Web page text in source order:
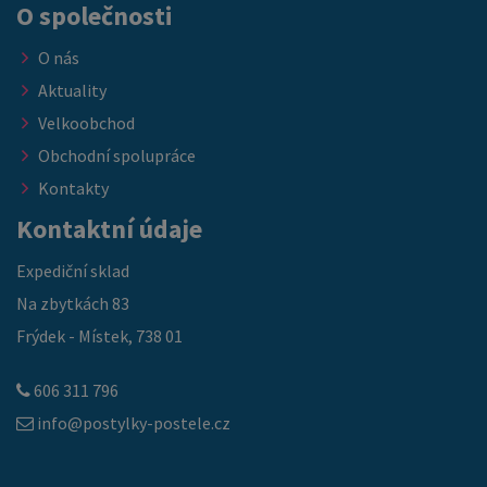
O společnosti
O nás
Aktuality
Velkoobchod
Obchodní spolupráce
Kontakty
Kontaktní údaje
Expediční sklad
Na zbytkách 83
Frýdek - Místek, 738 01
606 311 796
info@postylky-postele.cz